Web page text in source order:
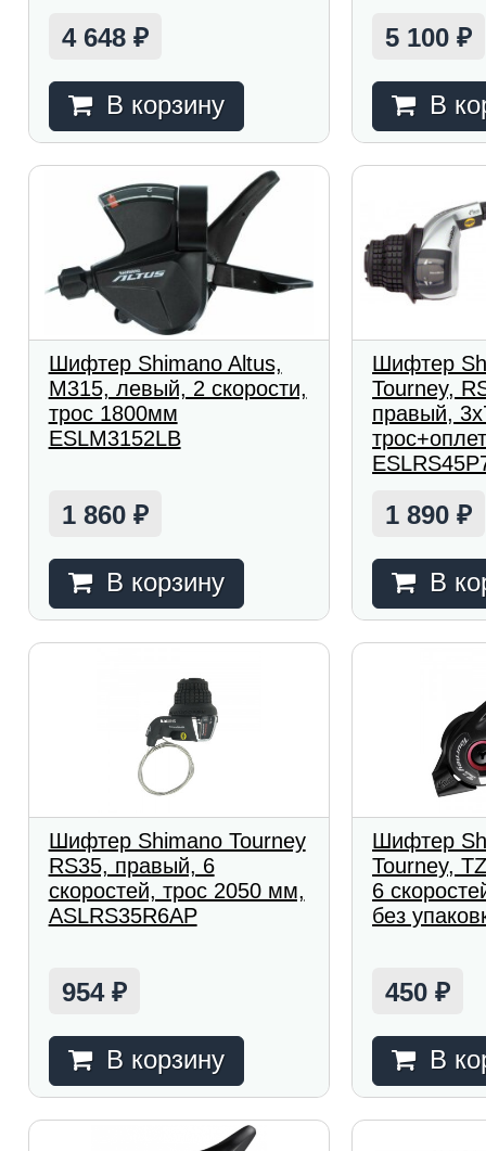
4 648 ₽
В корзину
5 100₽
В
Шифтер Shimano Altus,
M315, левый, 2 скорости,
трос 1800мм
ESLM3152LB
1 860 ₽
В корзину
Шифтер
Tourney,
правый,
1 890₽
В
Шифтер Shimano Tourney
RS35, правый, 6
скоростей, трос 2050 мм,
ASLRS35R6AP
954 ₽
В корзину
Шифтер
Tourney,
6
без
450₽
В